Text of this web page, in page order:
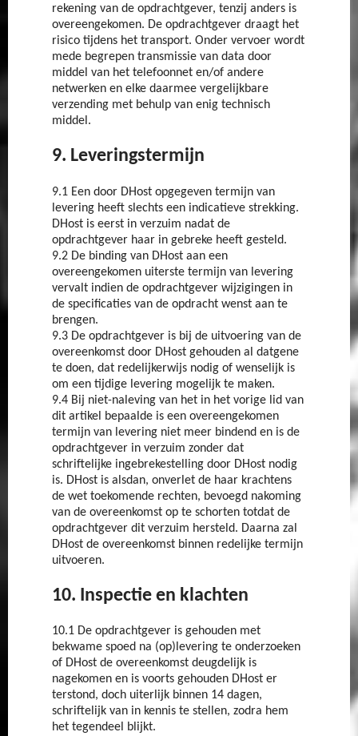
rekening van de opdrachtgever, tenzij anders is
overeengekomen. De opdrachtgever draagt het
risico tijdens het transport. Onder vervoer wordt
mede begrepen transmissie van data door
middel van het telefoonnet en/of andere
netwerken en elke daarmee vergelijkbare
verzending met behulp van enig technisch
middel.
9. Leveringstermijn
9.1 Een door DHost opgegeven termijn van
levering heeft slechts een indicatieve strekking.
DHost is eerst in verzuim nadat de
opdrachtgever haar in gebreke heeft gesteld.
9.2 De binding van DHost aan een
overeengekomen uiterste termijn van levering
vervalt indien de opdrachtgever wijzigingen in
de specificaties van de opdracht wenst aan te
brengen.
9.3 De opdrachtgever is bij de uitvoering van de
overeenkomst door DHost gehouden al datgene
te doen, dat redelijkerwijs nodig of wenselijk is
om een tijdige levering mogelijk te maken.
9.4 Bij niet-naleving van het in het vorige lid van
dit artikel bepaalde is een overeengekomen
termijn van levering niet meer bindend en is de
opdrachtgever in verzuim zonder dat
schriftelijke ingebrekestelling door DHost nodig
is. DHost is alsdan, onverlet de haar krachtens
de wet toekomende rechten, bevoegd nakoming
van de overeenkomst op te schorten totdat de
opdrachtgever dit verzuim hersteld. Daarna zal
DHost de overeenkomst binnen redelijke termijn
uitvoeren.
10. Inspectie en klachten
10.1 De opdrachtgever is gehouden met
bekwame spoed na (op)levering te onderzoeken
of DHost de overeenkomst deugdelijk is
nagekomen en is voorts gehouden DHost er
terstond, doch uiterlijk binnen 14 dagen,
schriftelijk van in kennis te stellen, zodra hem
het tegendeel blijkt.